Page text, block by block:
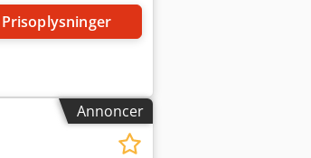
Prisoplysninger
Annoncer